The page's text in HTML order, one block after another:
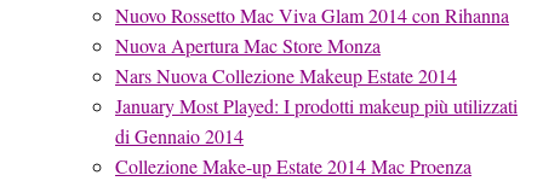
Nuovo Rossetto Mac Viva Glam 2014 con Rihanna
Nuova Apertura Mac Store Monza
Nars Nuova Collezione Makeup Estate 2014
January Most Played: I prodotti makeup più utilizzati
di Gennaio 2014
Collezione Make-up Estate 2014 Mac Proenza